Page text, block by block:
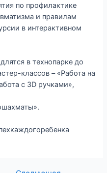
по профилактике
и правилам
в интерактивном
в технопарке до
классов – «Работа на
с 3D ручками»,